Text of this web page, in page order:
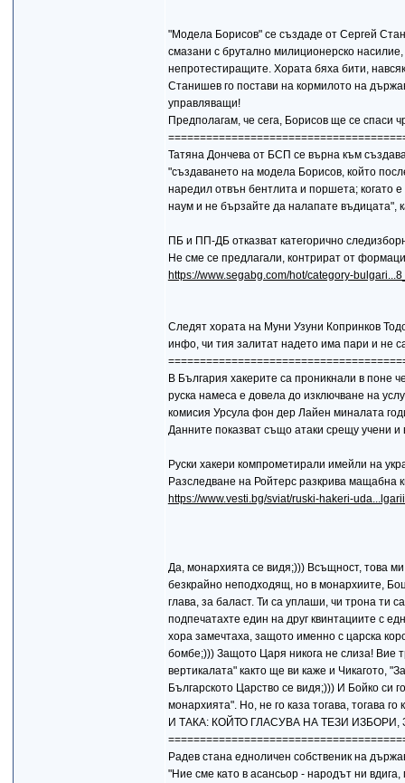
"Модела Борисов" се създаде от Сергей
смазани с брутално милиционерско
непротестиращите. Хората бяха бити,
Станишев го постави на кормилото на
управляващи!
Предполагам, че сега, Борисов ще се
Татяна Дончева от БСП се върна към
"създаването на модела Борисов, който
наредил отвън бентлита и поршета; когато
наум и не бързайте да налапате въдицата",
ПБ и ПП-ДБ отказват категорично
Не сме се предлагали, контрират от
https://www.segabg.com/hot/category-
Следят хората на Муни Узуни Копринков
инфо, чи тия залитат надето има пари и не
В България хакерите са проникнали в поне
руска намеса е довела до изключване на
комисия Урсула фон дер Лайен миналата
Данните показват също атаки срещу учени
Руски хакери компрометирали имейли на
Разследване на Ройтерс разкрива мащабна
https://www.vesti.bg/sviat/ruski-hakeri-
Да, монархията се видя;))) Всъщност, това
безкрайно неподходящ, но в монархиите,
глава, за баласт. Ти са уплаши, чи трона ти
подпечатахте един на друг квинтациите с
хора замечтаха, защото именно с царска
бомбе;))) Защото Царя никога не слиза! Вие
вертикалата" както ще ви каже и Чикагото,
Българското Царство се видя;))) И Бойко си
монархията". Но, не го каза тогава, тогава
И ТАКА: КОЙТО ГЛАСУВА НА ТЕЗИ
Радев стана едноличен собственик на
"Ние сме като в асансьор - народът ни